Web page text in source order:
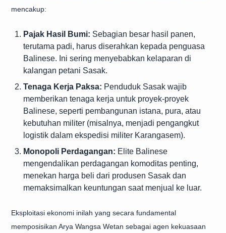
mencakup:
Pajak Hasil Bumi: Sebagian besar hasil panen,
terutama padi, harus diserahkan kepada penguasa
Balinese. Ini sering menyebabkan kelaparan di
kalangan petani Sasak.
Tenaga Kerja Paksa: Penduduk Sasak wajib
memberikan tenaga kerja untuk proyek-proyek
Balinese, seperti pembangunan istana, pura, atau
kebutuhan militer (misalnya, menjadi pengangkut
logistik dalam ekspedisi militer Karangasem).
Monopoli Perdagangan: Elite Balinese
mengendalikan perdagangan komoditas penting,
menekan harga beli dari produsen Sasak dan
memaksimalkan keuntungan saat menjual ke luar.
Eksploitasi ekonomi inilah yang secara fundamental
memposisikan Arya Wangsa Wetan sebagai agen kekuasaan